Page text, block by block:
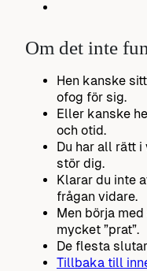
Om det inte
Hen kanske
ofog för sig.
Eller kanske
och otid.
Du har all rätt
stör dig.
Klarar du inte
frågan vidare.
Men börja
mycket ”prat”.
De flesta
Tillbaka till